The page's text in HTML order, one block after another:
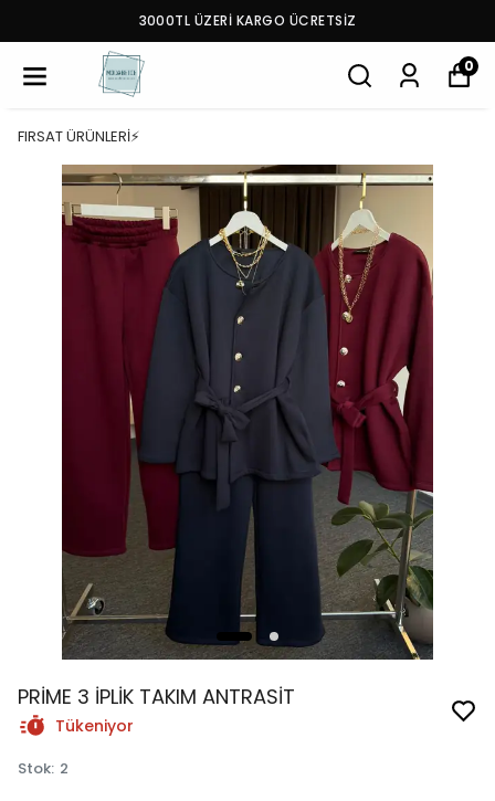
3000TL ÜZERİ KARGO ÜCRETSİZ
0
FIRSAT ÜRÜNLERİ⚡
PRİME 3 İPLİK TAKIM ANTRASİT
Tükeniyor
Stok: 2